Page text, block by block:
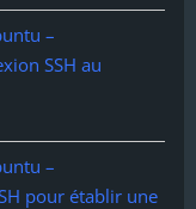
–
SSH au
–
pour établir une